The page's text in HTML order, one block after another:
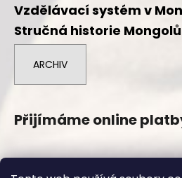
Vzdělávací systém v
Stručná historie Mongolů
ARCHIV
Přijímáme online